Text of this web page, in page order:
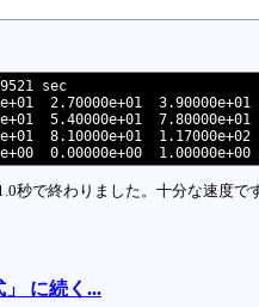
sec
2.70000e+01  3.90000e+01
5.40000e+01  7.80000e+01
8.10000e+01  1.17000e+02
0.00000e+00  0.00000e+00  0.00000e+00  1.00000e+00
秒で終わりました。十分な速度で
」 に続く...